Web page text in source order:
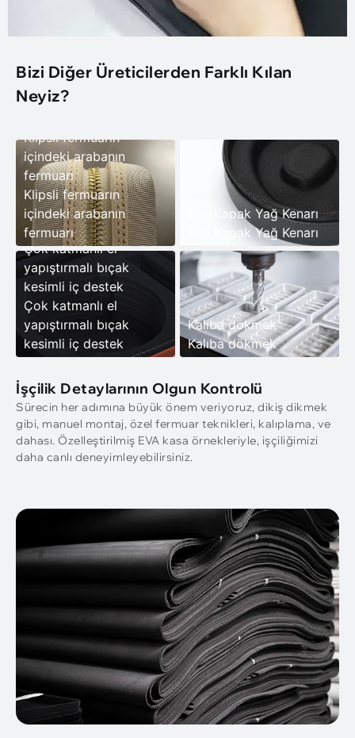
Bizi Diğer Üreticilerden Farklı Kılan
Neyiz?
Klipsli fermuarın
içindeki arabanın
fermuarı
Klipsli fermuarın
içindeki arabanın
fermuarı
Eva Kapak Yağ Kenarı
Eva Kapak Yağ Kenarı
Çok katmanlı el
yapıştırmalı bıçak
kesimli iç destek
Çok katmanlı el
yapıştırmalı bıçak
kesimli iç destek
Kalıba dökmek
Kalıba dökmek
İşçilik Detaylarının Olgun Kontrolü
Sürecin her adımına büyük önem veriyoruz, dikiş dikmek
gibi, manuel montaj, özel fermuar teknikleri, kalıplama, ve
dahası. Özelleştirilmiş EVA kasa örnekleriyle, işçiliğimizi
daha canlı deneyimleyebilirsiniz.